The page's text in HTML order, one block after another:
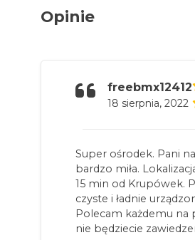
Opinie
freebmx12412
18 sierpnia, 2022
Super ośrodek. Pani
bardzo miła.
15 min od Krupówek.
czyste i ładnie
Polecam każdemu na
nie będziecie